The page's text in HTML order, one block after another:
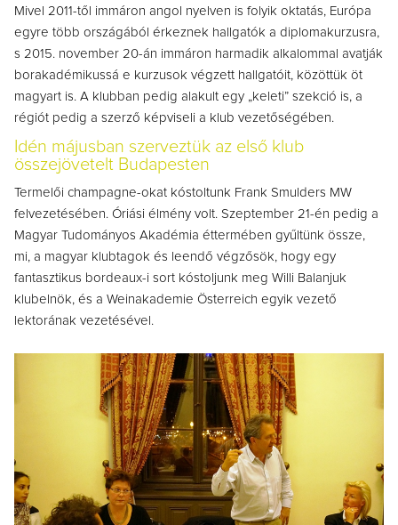
Mivel 2011-től immáron angol nyelven is folyik oktatás, Európa
egyre több országából érkeznek hallgatók a diplomakurzusra,
s 2015. november 20-án immáron harmadik alkalommal avatják
borakadémikussá e kurzusok végzett hallgatóit, közöttük öt
magyart is. A klubban pedig alakult egy „keleti” szekció is, a
régiót pedig a szerző képviseli a klub vezetőségében.
Idén májusban szerveztük az első klub
összejövetelt Budapesten
Termelői champagne-okat kóstoltunk Frank Smulders MW
felvezetésében. Óriási élmény volt. Szeptember 21-én pedig a
Magyar Tudományos Akadémia éttermében gyűltünk össze,
mi, a magyar klubtagok és leendő végzősök, hogy egy
fantasztikus bordeaux-i sort kóstoljunk meg Willi Balanjuk
klubelnök, és a Weinakademie Österreich egyik vezető
lektorának vezetésével.